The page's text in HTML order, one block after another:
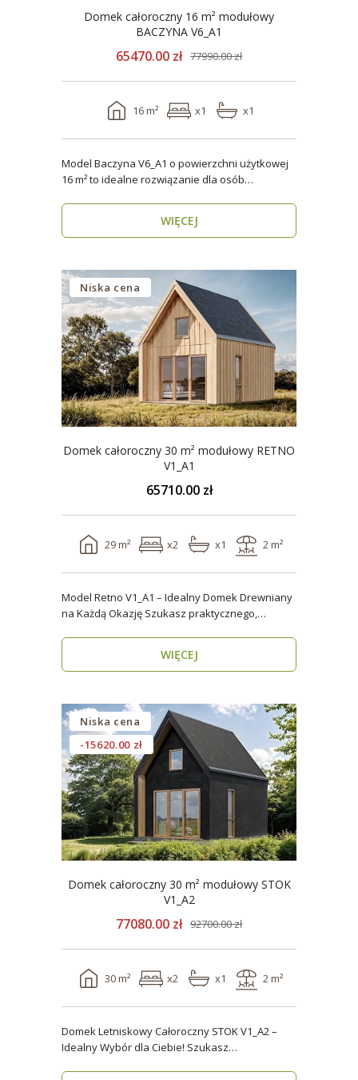
Domek całoroczny 16 m² modułowy
BACZYNA V6_A1
65470.00 zł 77990.00 zł
16 m² x1 x1
Model Baczyna V6_A1 o powierzchni użytkowej
16 m² to idealne rozwiązanie dla osób
WIĘCEJ
Niska cena
Domek całoroczny 30 m² modułowy RETNO
V1_A1
65710.00 zł
29 m² x2 x1 2 m²
Model Retno V1_A1 – Idealny Domek Drewniany
na Każdą Okazję Szukasz praktycznego,
WIĘCEJ
Niska cena
-15620.00 zł
Domek całoroczny 30 m² modułowy STOK
V1_A2
77080.00 zł 92700.00 zł
30 m² x2 x1 2 m²
Domek Letniskowy Całoroczny STOK V1_A2 –
Idealny Wybór dla Ciebie! Szukasz